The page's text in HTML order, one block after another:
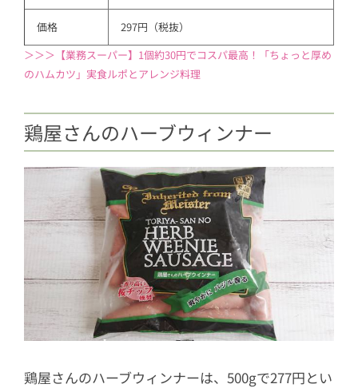
価格
297円（税抜）
＞＞＞【業務スーパー】1個約30円でコスパ最高！「ちょっと厚め
のハムカツ」実食ルポとアレンジ料理
鶏屋さんのハーブウィンナー
鶏屋さんのハーブウィンナーは、500gで277円とい